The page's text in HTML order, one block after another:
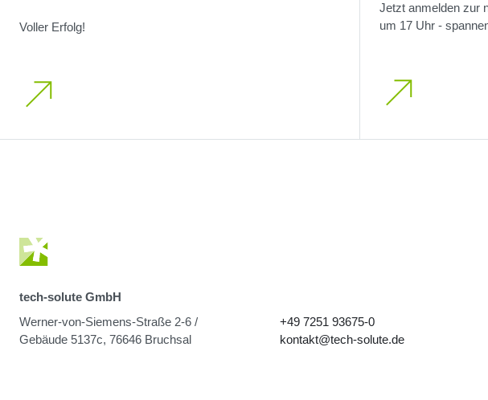
Voller Erfolg!
Jetzt anmelden zur
um 17 Uhr -
tech-solute GmbH
Werner-von-Siemens-Straße 2-6 /
Gebäude 5137c, 76646 Bruchsal
+49 7251 93675-0
kontakt@tech-solute.de